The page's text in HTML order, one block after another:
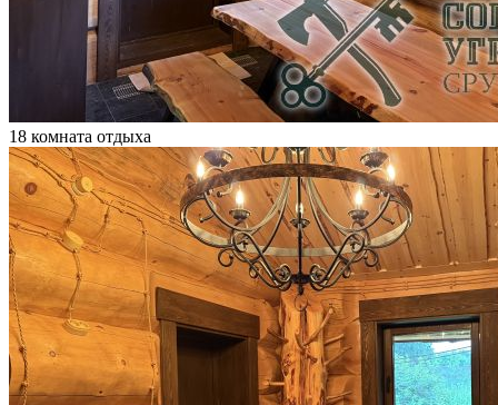
18 комната отдыха